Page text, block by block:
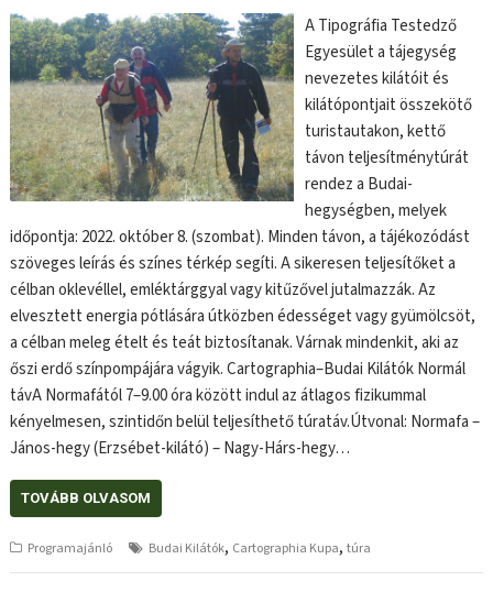
A Tipográfia Testedző
Egyesület a tájegység
nevezetes kilátóit és
kilátópontjait összekötő
turistautakon, kettő
távon teljesítménytúrát
rendez a Budai-
hegységben, melyek
időpontja: 2022. október 8. (szombat). Minden távon, a tájékozódást
szöveges leírás és színes térkép segíti. A sikeresen teljesítőket a
célban oklevéllel, emléktárggyal vagy kitűzővel jutalmazzák. Az
elvesztett energia pótlására útközben édességet vagy gyümölcsöt,
a célban meleg ételt és teát biztosítanak. Várnak mindenkit, aki az
őszi erdő színpompájára vágyik. Cartographia–Budai Kilátók Normál
távA Normafától 7–9.00 óra között indul az átlagos fizikummal
kényelmesen, szintidőn belül teljesíthető túratáv.Útvonal: Normafa –
János-hegy (Erzsébet-kilátó) – Nagy-Hárs-hegy…
TOVÁBB OLVASOM
Programajánló Budai Kilátók, Cartographia Kupa,túra